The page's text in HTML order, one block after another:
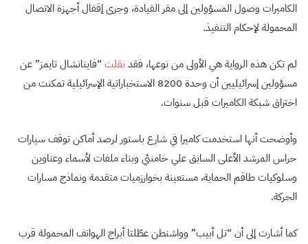
الكاميرات وصول المسؤولين إلى مقر القيادة، وجرى إقفال أجهزة الاتصال
المحمولة لإحكام التنفيذ.
لم تكن هذه الرواية هي الأولى من نوعها، فقد نقلت“فاينانشال تايمز” عن
مسؤولين إسرائيليين أن وحدة 8200 الاستخباراتية الإسرائيلية تمكنت من
اختراق شبكة الكاميرات قبل سنوات.
وأوضحت أنها استخدمت كاميرا في شارع باستور لرصد أماكن توقف سيارات
حراس المرشد الأعلى السابق علي خامنئي وبناء ملفات لأسماء وعناوين
وسلوكيات طاقم الحماية، مستعينة بخوارزميات متقدمة ونماذج مسارات
الحركة.
كما أشارت إلى أن “تل أبيب” وواشنطن عطّلتا أبراج الهواتف المحمولة قرب